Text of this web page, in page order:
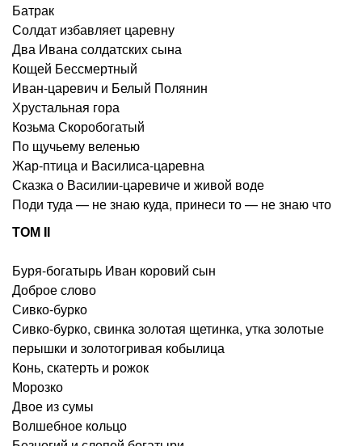
Батрак
Солдат избавляет царевну
Два Ивана солдатских сына
Кощей Бессмертный
Иван-царевич и Белый Полянин
Хрустальная гора
Козьма Скоробогатый
По щучьему веленью
Жар-птица и Василиса-царевна
Сказка о Василии-царевиче и живой воде
Поди туда — не знаю куда, принеси то — не знаю что
ТОМ II
Буря-богатырь Иван коровий сын
Доброе слово
Сивко-бурко
Сивко-бурко, свинка золотая щетинка, утка золотые
перышки и золотогривая кобылица
Конь, скатерть и рожок
Морозко
Двое из сумы
Волшебное кольцо